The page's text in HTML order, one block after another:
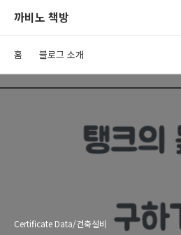
까비노 책방
홈 블로그 소개
Certificate Data/건축설비